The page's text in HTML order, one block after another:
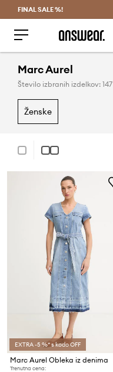
FINAL SALE %!
Marc Aurel
Število izbranih izdelkov: 147
ženske
EXTRA -5 %* s kodo OFF
Marc Aurel Obleka iz denima
Trenutna cena: